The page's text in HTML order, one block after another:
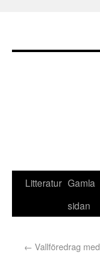
Litteratur Gamla
sidan
← Vallföredrag